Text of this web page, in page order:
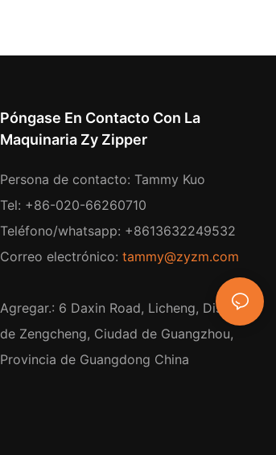
Póngase En Contacto Con La
Maquinaria Zy Zipper
Persona de contacto: Tammy Kuo
Tel: +86-020-66260710
Teléfono/whatsapp: +8613632249532
Correo electrónico: tammy@zyzm.com
Agregar.: 6 Daxin Road, Licheng, Distrito
de Zengcheng, Ciudad de Guangzhou,
Provincia de Guangdong China